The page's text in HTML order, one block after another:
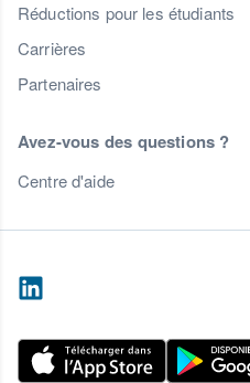
Réductions pour les étudiants
Carrières
Partenaires
Avez-vous des questions ?
Centre d'aide